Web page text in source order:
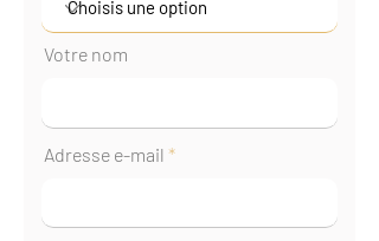
Votre nom
Adresse e-mail